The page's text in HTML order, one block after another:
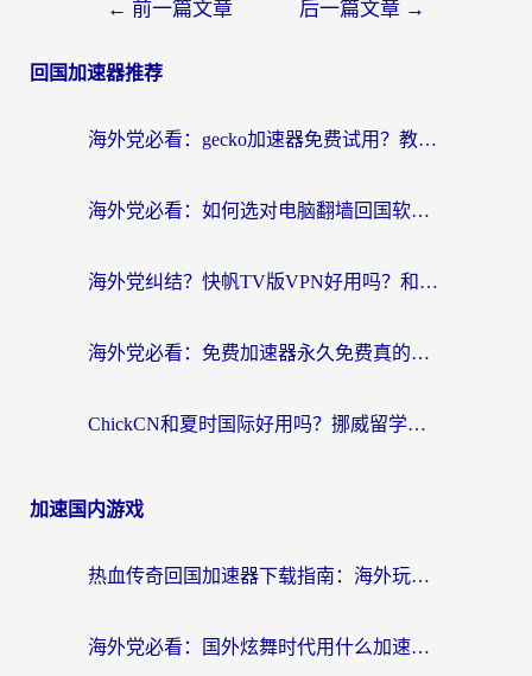
← 前一篇文章 后一篇文章 →
回国加速器推荐
海外党必看：gecko加速器免费试用？教你选对回国加速器，无缝刷国内剧玩游戏
海外党必看：如何选对电脑翻墙回国软件，轻松解锁国内资源？
海外党纠结？快帆TV版VPN好用吗？和扇贝手游VPN对比哪个回国效果更好？
海外党必看：免费加速器永久免费真的存在吗？教你选对回国加速器无缝刷国内资源
ChickCN和夏时国际好用吗？挪威留学生亲测3款回国加速器，附穿梭和加速喵对比指南
加速国内游戏
热血传奇回国加速器下载指南：海外玩家如何流畅砍怪不卡顿？
海外党必看：国外炫舞时代用什么加速器比较好？解决延迟卡顿的终极方案